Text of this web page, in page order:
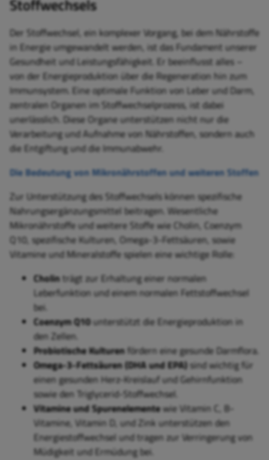
Stoffwechsels
Der Stoffwechsel, ein komplexer Vorgang, bei dem Nährstoffe
in Energie umgewandelt werden, ist das Fundament unserer
Gesundheit und Leistungsfähigkeit. Er beeinflusst alles –
von der Energieproduktion über die Regeneration hin zum
Immunsystem. Eine optimale Funktion von Leber und Darm,
zentralen Organen im Stoffwechselprozess, ist dabei
unerlässlich. Diese Organe unterstützen nicht nur die
Verarbeitung und Aufnahme von Nährstoffen, sondern auch
die Entgiftung und die Immunabwehr.
Die Bedeutung von Mikronährstoffen und weiteren Stoffen
Zur Unterstützung des Stoffwechsels können spezifische
Nahrungsergänzungsmittel beitragen. Wesentliche
Mikronährstoffe und weitere Stoffe wie Cholin, Coenzym
Q10, spezifische Kulturen, Omega-3-Fettsäuren, sowie
Vitamine und Mineralstoffe spielen eine wichtige Rolle:
Cholinträgt zur Erhaltung einer normalen
Leberfunktion und einem normalen Fettstoffwechsel
bei.
Coenzym Q10unterstützt die Energieproduktion in
den Zellen.
Probiotische Kulturenfördern eine gesunde Darmflora.
Omega-3-Fettsäuren (DHA und EPA)sind wichtig für
einen gesunden Herz-Kreislauf und Gehirnfunktion
sowie den Triglycerid-Stoffwechsel.
Vitamine und Spurenelementewie Vitamin C, B-
Vitamine, Vitamin D, und Zink unterstützen den
Energiestoffwechsel und tragen zur Verringerung von
Müdigkeit und Ermüdung bei.